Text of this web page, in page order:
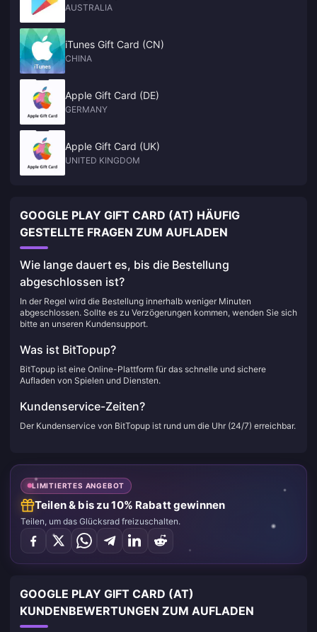
AUSTRALIA
iTunes Gift Card (CN)
CHINA
Apple Gift Card (DE)
GERMANY
Apple Gift Card (UK)
UNITED KINGDOM
GOOGLE PLAY GIFT CARD (AT) HÄUFIG
GESTELLTE FRAGEN ZUM AUFLADEN
Wie lange dauert es, bis die Bestellung
abgeschlossen ist?
In der Regel wird die Bestellung innerhalb weniger Minuten
abgeschlossen. Sollte es zu Verzögerungen kommen, wenden Sie sich
bitte an unseren Kundensupport.
Was ist BitTopup?
BitTopup ist eine Online-Plattform für das schnelle und sichere
Aufladen von Spielen und Diensten.
Kundenservice-Zeiten?
Der Kundenservice von BitTopup ist rund um die Uhr (24/7) erreichbar.
LIMITIERTES ANGEBOT
Teilen & bis zu 10% Rabatt gewinnen
Teilen, um das Glücksrad freizuschalten.
GOOGLE PLAY GIFT CARD (AT)
KUNDENBEWERTUNGEN ZUM AUFLADEN